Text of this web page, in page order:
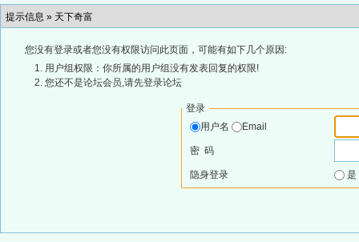
提示信息 » 天下奇富
您没有登录或者您没有权限访问此页面，可能有如下几个原因:
用户组权限：你所属的用户组没有发表回复的权限!
您还不是论坛会员,请先登录论坛
登录
用户名
Email
密 码
隐身登录